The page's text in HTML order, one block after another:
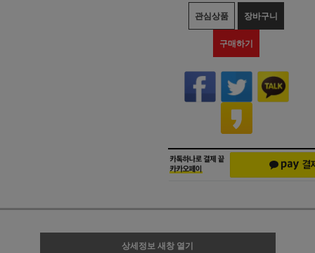
관심상품 장바구니
구매하기
상세정보 새창 열기